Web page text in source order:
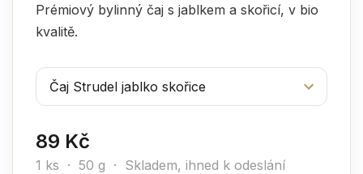
Prémiový bylinný čaj s jablkem a skořicí, v bio
kvalitě.
89 Kč
1 ks · 50 g · Skladem, ihned k odeslání